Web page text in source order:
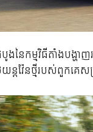
បូង​នៃ​កម្មវិធី​តាំង​បង្ហា
ន្ត​វ៉ែន​ថ្មី​របស់​ពួក​គេ​​